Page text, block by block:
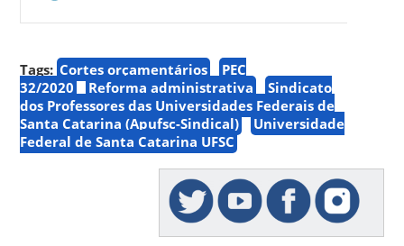
Tags: Cortes orçamentários
PEC
32/2020
Reforma administrativa
Sindicato
dos Professores das Universidades Federais de
Santa Catarina (Apufsc-Sindical)
Universidade
Federal de Santa Catarina UFSC